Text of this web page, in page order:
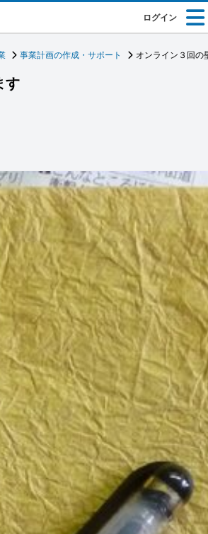
ログイン
事業計画の作成・サポート オンライン３回の
す